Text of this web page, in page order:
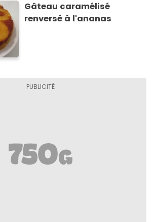
Gâteau caramélisé
renversé à l'ananas